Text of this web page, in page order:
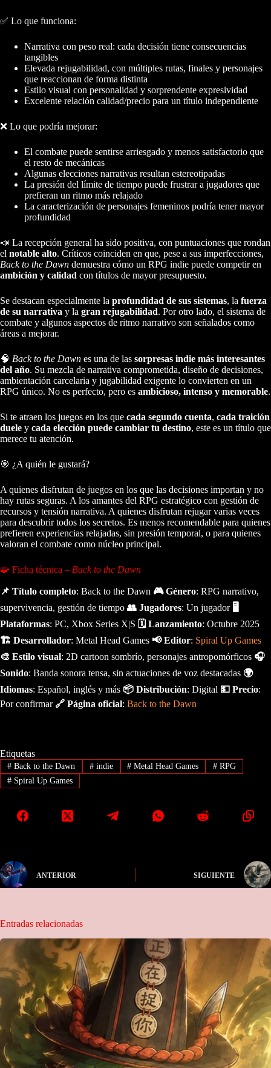
✅ Lo que funciona:
Narrativa con peso real: cada decisión tiene consecuencias
tangibles
Elevada rejugabilidad, con múltiples rutas, finales y personajes
que reaccionan de forma distinta
Estilo visual con personalidad y sorprendente expresividad
Excelente relación calidad/precio para un título independiente
❌ Lo que podría mejorar:
El combate puede sentirse arriesgado y menos satisfactorio que
el resto de mecánicas
Algunas elecciones narrativas resultan estereotipadas
La presión del límite de tiempo puede frustrar a jugadores que
prefieran un ritmo más relajado
La caracterización de personajes femeninos podría tener mayor
profundidad
📣 La recepción general ha sido positiva, con puntuaciones que rondan
el notable alto. Críticos coinciden en que, pese a sus imperfecciones,
Back to the Dawn demuestra cómo un RPG indie puede competir en
ambición y calidad con títulos de mayor presupuesto.
Se destacan especialmente la profundidad de sus sistemas, la fuerza
de su narrativa y la gran rejugabilidad. Por otro lado, el sistema de
combate y algunos aspectos de ritmo narrativo son señalados como
áreas a mejorar.
🧠 Back to the Dawn es una de las sorpresas indie más interesantes
del año. Su mezcla de narrativa comprometida, diseño de decisiones,
ambientación carcelaria y jugabilidad exigente lo convierten en un
RPG único. No es perfecto, pero es ambicioso, intenso y memorable.
Si te atraen los juegos en los que cada segundo cuenta, cada traición
duele y cada elección puede cambiar tu destino, este es un título que
merece tu atención.
🎯 ¿A quién le gustará?
A quienes disfrutan de juegos en los que las decisiones importan y no
hay rutas seguras. A los amantes del RPG estratégico con gestión de
recursos y tensión narrativa. A quienes disfrutan rejugar varias veces
para descubrir todos los secretos. Es menos recomendable para quienes
prefieren experiencias relajadas, sin presión temporal, o para quienes
valoran el combate como núcleo principal.
🧩 Ficha técnica – Back to the Dawn
📌 Título completo: Back to the Dawn 🎮 Género: RPG narrativo,
supervivencia, gestión de tiempo 👥 Jugadores: Un jugador 🖥️
Plataformas: PC, Xbox Series X|S 🗓️ Lanzamiento: Octubre 2025
🏗️ Desarrollador: Metal Head Games 📢 Editor: Spiral Up Games
🎨 Estilo visual: 2D cartoon sombrío, personajes antropomórficos 🎧
Sonido: Banda sonora tensa, sin actuaciones de voz destacadas 🌍
Idiomas: Español, inglés y más 📦 Distribución: Digital 💵 Precio:
Por confirmar 🔗 Página oficial: Back to the Dawn
Etiquetas
#Back to the Dawn #indie # Metal Head Games # RPG
#Spiral Up Games
ANTERIOR SIGUIENTE
Entradas relacionadas